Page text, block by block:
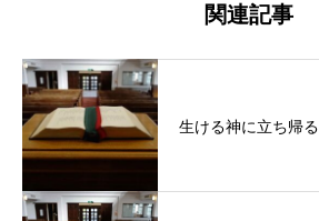
関連記事
生ける神に立ち帰る